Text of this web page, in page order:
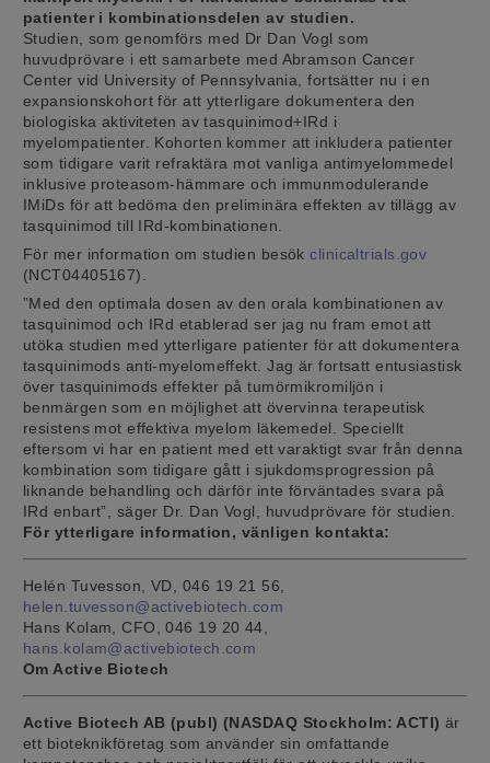
patienter i kombinationsdelen av studien.
Studien, som genomförs med Dr Dan Vogl som
huvudprövare i ett samarbete med Abramson Cancer
Center vid University of Pennsylvania, fortsätter nu i en
expansionskohort för att ytterligare dokumentera den
biologiska aktiviteten av tasquinimod+IRd i
myelompatienter. Kohorten kommer att inkludera patienter
som tidigare varit refraktära mot vanliga antimyelommedel
inklusive proteasom-hämmare och immunmodulerande
IMiDs för att bedöma den preliminära effekten av tillägg av
tasquinimod till IRd-kombinationen.
För mer information om studien besökclinicaltrials.gov
(NCT04405167).
”Med den optimala dosen av den orala kombinationen av
tasquinimod och IRd etablerad ser jag nu fram emot att
utöka studien med ytterligare patienter för att dokumentera
tasquinimods anti-myelomeffekt. Jag är fortsatt entusiastisk
över tasquinimods effekter på tumörmikromiljön i
benmärgen som en möjlighet att övervinna terapeutisk
resistens mot effektiva myelom läkemedel. Speciellt
eftersom vi har en patient med ett varaktigt svar från denna
kombination som tidigare gått i sjukdomsprogression på
liknande behandling och därför inte förväntades svara på
IRd enbart”, säger Dr. Dan Vogl, huvudprövare för studien.
För ytterligare information, vänligen kontakta:
Helén Tuvesson, VD, 046 19 21 56,
helen.tuvesson@activebiotech.com
Hans Kolam, CFO, 046 19 20 44,
hans.kolam@activebiotech.com
Om Active Biotech
Active Biotech AB (publ) (NASDAQ Stockholm: ACTI) är
ett bioteknikföretag som använder sin omfattande